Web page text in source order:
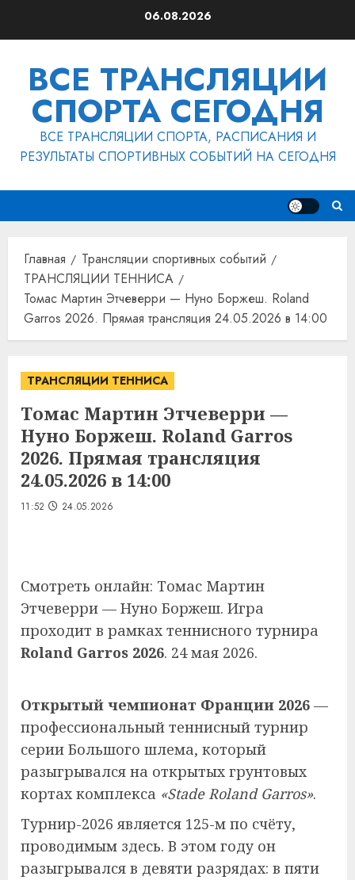
06.08.2026
ВСЕ ТРАНСЛЯЦИИ
СПОРТА СЕГОДНЯ
ВСЕ ТРАНСЛЯЦИИ СПОРТА, РАСПИСАНИЯ И
РЕЗУЛЬТАТЫ СПОРТИВНЫХ СОБЫТИЙ НА СЕГОДНЯ
Главная
Трансляции спортивных событий
ТРАНСЛЯЦИИ ТЕННИСА
Томас Мартин Этчеверри — Нуно Боржеш. Roland
Garros 2026. Прямая трансляция 24.05.2026 в 14:00
ТРАНСЛЯЦИИ ТЕННИСА
Томас Мартин Этчеверри —
Нуно Боржеш. Roland Garros
2026. Прямая трансляция
24.05.2026 в 14:00
11:52 24.05.2026
Смотреть онлайн: Томас Мартин
Этчеверри — Нуно Боржеш. Игра
проходит в рамках теннисного турнира
Roland Garros 2026. 24 мая 2026.
Открытый чемпионат Франции 2026 —
профессиональный теннисный турнир
серии Большого шлема, который
разыгрывался на открытых грунтовых
кортах комплекса «Stade Roland Garros».
Турнир-2026 является 125-м по счёту,
проводимым здесь. В этом году он
разыгрывался в девяти разрядах: в пяти